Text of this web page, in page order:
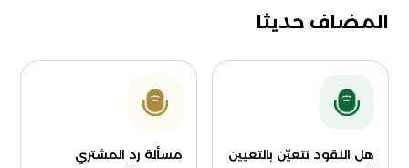
المضاف حديثا
هل النقود تتعيّن بالتعيين
مسألة رد المشتري